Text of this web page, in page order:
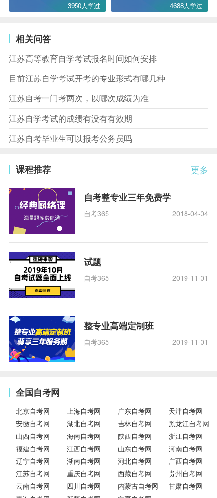
3950人学过 4688人学过
相关问答
江苏高等教育自学考试报名时间如何安排
目前江苏自学考试开考的专业形式有哪几种
江苏自考一门考两次，以哪次成绩为准
江苏自学考试的成绩有没有有效期
江苏自考毕业生可以报考公务员吗
更多
课程推荐
自考整专业三年免费学
自考365 2018-04-04
试题
自考365 2019-11-01
整专业高端定制班
自考365 2019-11-01
全国自考网
北京自考网 上海自考网 广东自考网
天津自考网
安徽自考网
湖北自考网 吉林自考网
黑龙江自考网
山西自考网
海南自考网 陕西自考网
浙江自考网
福建自考网
江西自考网 山东自考网
河南自考网
辽宁自考网
湖南自考网 河北自考网
广西自考网
江苏自考网
重庆自考网 西藏自考网
贵州自考网
云南自考网
四川自考网 内蒙古自考网
甘肃自考网